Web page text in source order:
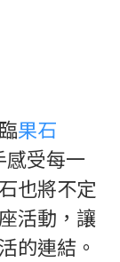
果石
感受每一
也將不定
活動，讓
的連結。